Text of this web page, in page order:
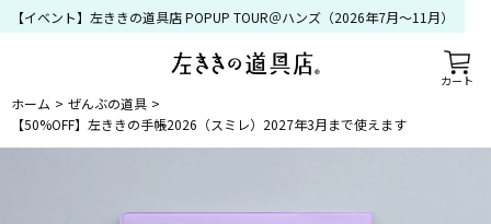
カート
【イベント】左ききの道具店 POPUP TOUR＠ハンズ（2026年7月〜11月）
ホーム
ぜんぶの道具
【50%OFF】左ききの手帳2026（スミレ）2027年3月まで使えます